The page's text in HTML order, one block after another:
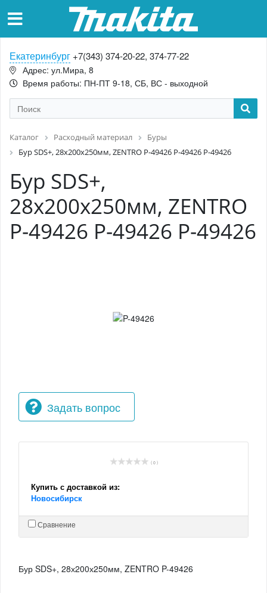
Екатеринбург +7(343) 374-20-22, 374-77-22
Адрес: ул.Мира, 8
Время работы: ПН-ПТ 9-18, СБ, ВС - выходной
Каталог Расходный материал
Буры
Бур SDS+, 28х200х250мм, ZENTRO P-49426 P-49426 P-49426
Бур SDS+,
28х200х250мм, ZENTRO
P-49426 P-49426 P-49426
Задать вопрос
( 0 )
Купить с доставкой из:
Новосибирск
Сравнение
Бур SDS+, 28х200х250мм, ZENTRO P-49426